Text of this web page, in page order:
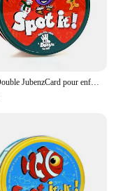
Carte Double JubenzCard pour enfants, jeu de société de table, boîte en métal HP, jouets assortis pour enfants, 28 styles